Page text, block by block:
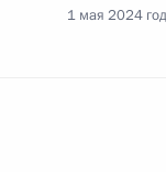
итогам1 мая 2024